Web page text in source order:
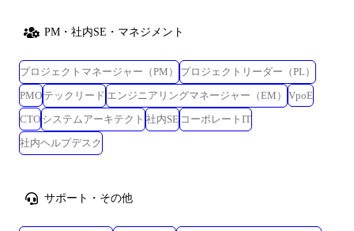
PM・社内SE・マネジメント
プロジェクトマネージャー（PM）
プロジェクトリーダー（PL）
PMO テックリード エンジニアリングマネージャー（EM）
VpoE
CTO システムアーキテクト 社内SE コーポレートIT
社内ヘルプデスク
サポート・その他